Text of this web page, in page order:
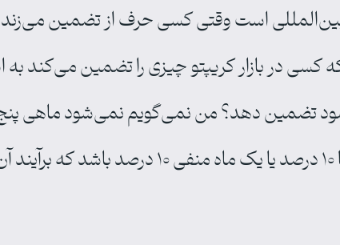
بین‌المللی است وقتی کسی حرف از تضمین
کسی در بازار کریپتو چیزی را تضمین می‌کند